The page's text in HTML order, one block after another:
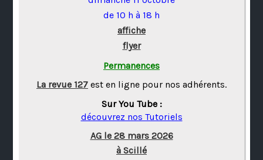
de 10 h à 18 h
affiche
flyer
Permanences
La revue 127 est en ligne pour nos adhérents.
Sur You Tube :
découvrez nos Tutoriels
AG le 28 mars 2026
à Scillé